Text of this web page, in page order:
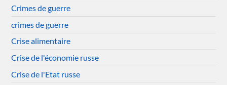
Crimes de guerre
crimes de guerre
Crise alimentaire
Crise de l'économie russe
Crise de l'Etat russe